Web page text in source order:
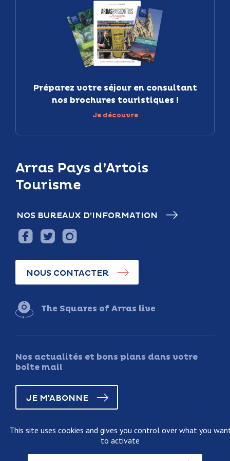
Arras Pays d’Artois
Tourisme
NOS BUREAUX D’INFORMATION
NOUS CONTACTER
The Squares of Arras live
Nos actualités et bons plans dans votre
boîte mail
JE M'ABONNE
Préparez votre séjour en consultant
nos brochures touristiques !
Je découvre
This site uses cookies and gives you control over what you
to activate